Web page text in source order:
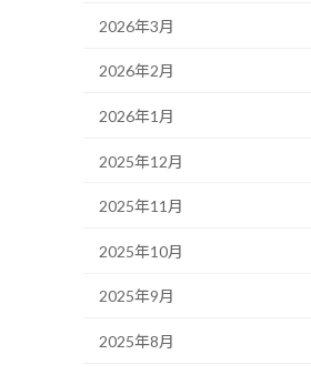
2026年3月
2026年2月
2026年1月
2025年12月
2025年11月
2025年10月
2025年9月
2025年8月